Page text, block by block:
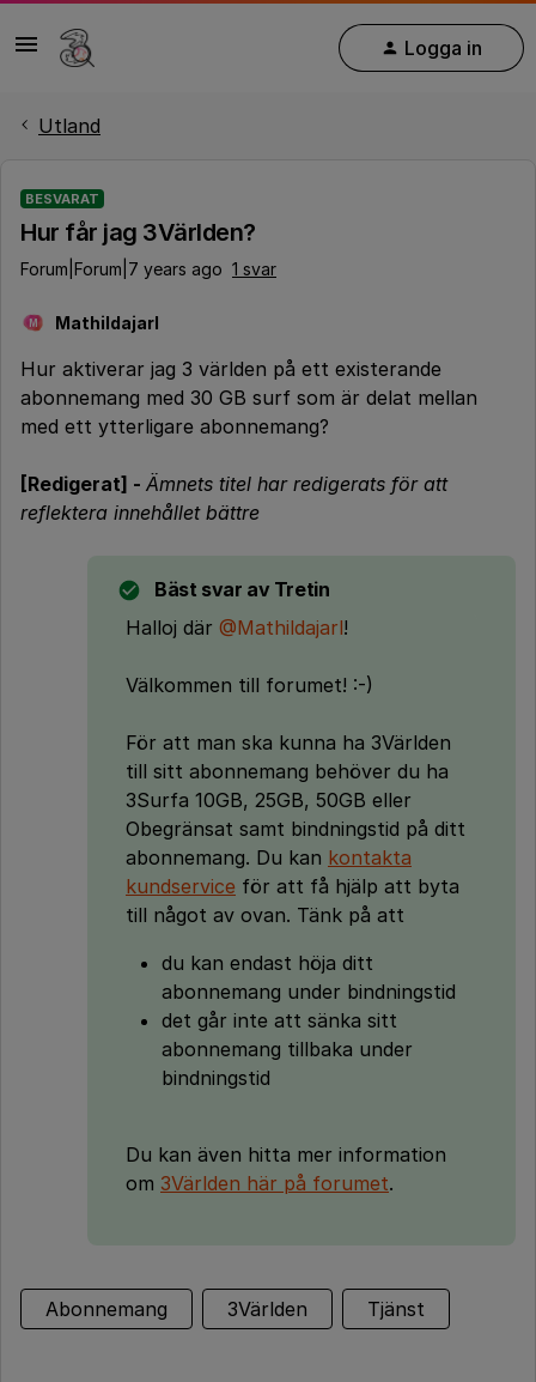
Logga in
Utland
BESVARAT
Hur får jag 3Världen?
Forum|Forum|7 years ago 1 svar
M Mathildajarl
Hur aktiverar jag 3 världen på ett existerande
abonnemang med 30 GB surf som är delat mellan
med ett ytterligare abonnemang?
[Redigerat] - Ämnets titel har redigerats för att
reflektera innehållet bättre
Bäst svar av Tretin
Halloj där @Mathildajarl!
Välkommen till forumet! :-)
För att man ska kunna ha 3Världen
till sitt abonnemang behöver du ha
3Surfa 10GB, 25GB, 50GB eller
Obegränsat samt bindningstid på ditt
abonnemang. Du kan kontakta
kundservice för att få hjälp att byta
till något av ovan. Tänk på att
du kan endast höja ditt
abonnemang under bindningstid
det går inte att sänka sitt
abonnemang tillbaka under
bindningstid
Du kan även hitta mer information
om 3Världen här på forumet.
Abonnemang 3Världen Tjänst